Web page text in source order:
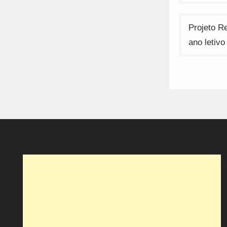
artigos
Projeto
ano letivo